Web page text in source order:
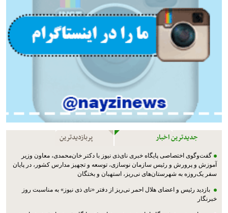
جدیدترین اخبار پربازدیدترین
گفت‌وگوی اختصاصی پایگاه خبری نای‌ذی نیوز با دکتر خان‌محمدی، معاون وزیر
آموزش و پرورش و رئیس سازمان نوسازی، توسعه و تجهیز مدارس کشور، در پایان
سفر یک‌روزه به شهرستان‌های نی‌ریز، استهبان و بختگان
بازدید رئیس و اعضای هلال احمر نی‌ریز از دفتر «نای ذی نیوز» به مناسبت روز
خبرنگار